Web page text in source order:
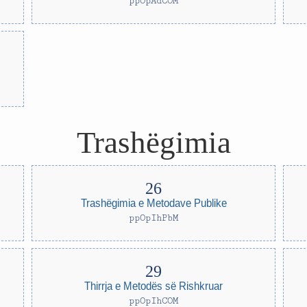
Trashëgimia
Trashëgimia e Metodave Publike
ppOpIhPbM
Thirrja e Metodës së Rishkruar
ppOpIhCOM